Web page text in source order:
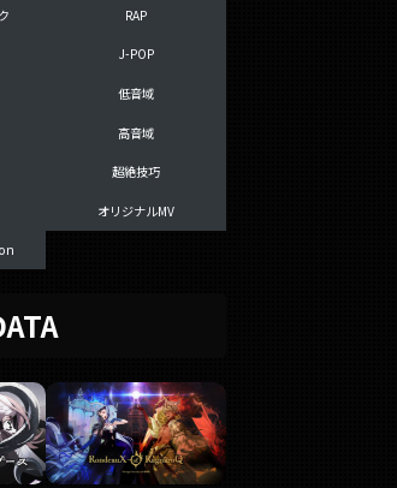
RAP
J-POP
低音域
高音域
超絶技巧
オリジナルMV